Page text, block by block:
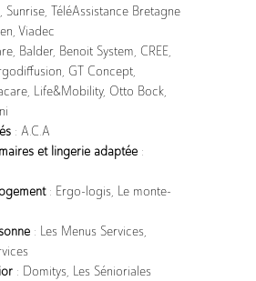
Sunrise, TéléAssistance Bretagne
Viadec
Balder, Benoit System, CREE,
GT Concept,
Life&Mobility, Otto Bock,
: A.C.A
et lingerie adaptée:
: Ergo-logis, Le monte-
: Les Menus Services,
: Domitys, Les Sénioriales